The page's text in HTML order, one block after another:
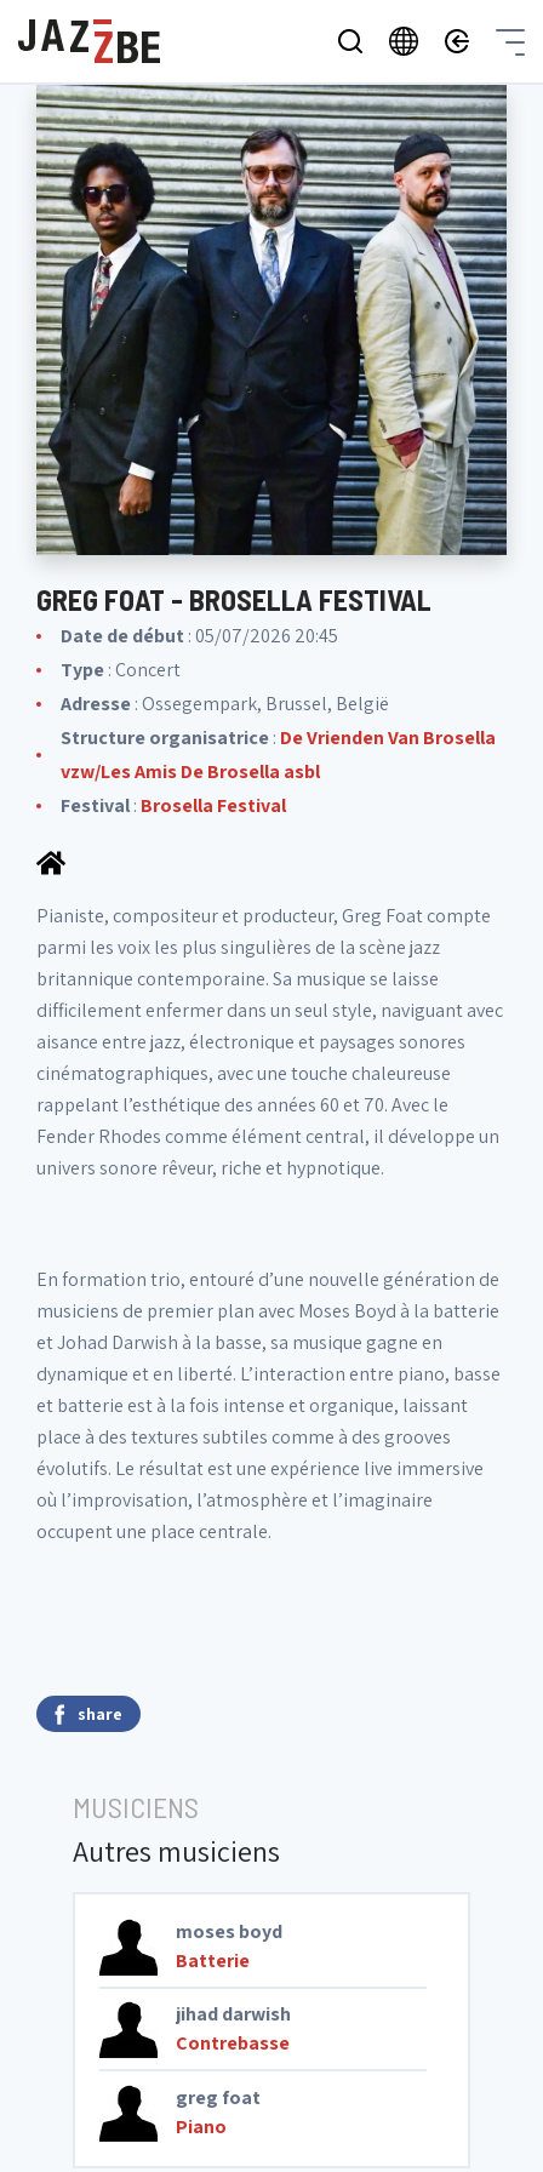
GREG FOAT - BROSELLA FESTIVAL
Date de début : 05/07/2026 20:45
Type: Concert
Adresse: Ossegempark, Brussel, België
Structure organisatrice: De Vrienden Van Brosella
vzw/Les Amis De Brosella asbl
Festival: Brosella Festival
Pianiste, compositeur et producteur, Greg Foat compte
parmi les voix les plus singulières de la scène jazz
britannique contemporaine. Sa musique se laisse
difficilement enfermer dans un seul style, naviguant avec
aisance entre jazz, électronique et paysages sonores
cinématographiques, avec une touche chaleureuse
rappelant l’esthétique des années 60 et 70. Avec le
Fender Rhodes comme élément central, il développe un
univers sonore rêveur, riche et hypnotique.
En formation trio, entouré d’une nouvelle génération de
musiciens de premier plan avec Moses Boyd à la batterie
et Johad Darwish à la basse, sa musique gagne en
dynamique et en liberté. L’interaction entre piano, basse
et batterie est à la fois intense et organique, laissant
place à des textures subtiles comme à des grooves
évolutifs. Le résultat est une expérience live immersive
où l’improvisation, l’atmosphère et l’imaginaire
occupent une place centrale.
share
MUSICIENS
Autres musiciens
moses boyd
Batterie
jihad darwish
Contrebasse
greg foat
Piano